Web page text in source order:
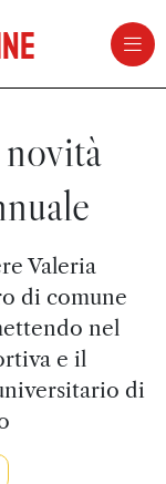
Valeria
di comune
nel
e il
di